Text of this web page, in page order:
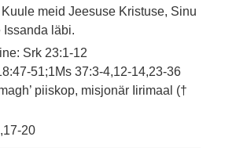
meid Jeesuse Kristuse, Sinu
Issanda läbi.
Srk 23:1-12
51;1Ms 37:3-4,12-14,23-36
piiskop, misjonär Iirimaal (†
20